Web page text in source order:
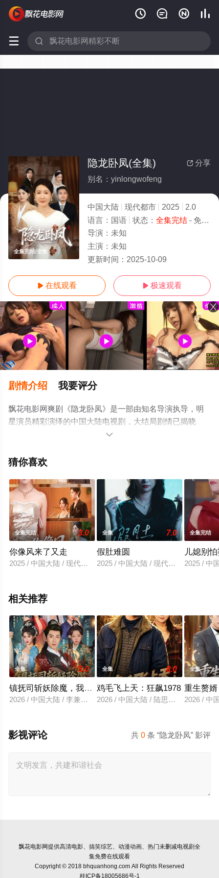
   
 
全集完结/全集
 分享
隐龙卧凤(全集)
别名：yinlongwofeng
中国大陆 现代都市 2025
2.0
语言： 国语 状态： 全集完结- 免费在线观看
导演： 未知
主演： 未知
更新时间： 2025-10-09
 在线观看  极速观看
剧情介绍 我要评分
飘花电影网爽剧《隐龙卧凤》是一部由知名导演执导，明
星演员精彩演绎的中国大陆电视剧，大结局剧情已揭晓
（全集完结），手机免费观看高清无删减完整版电视剧全
视猫或剧情网等平台了解。

猜你喜欢
全集完结 3.0
你像风来了又走
2025 / 中国大陆 / 现代都市
全集 7.0
假肚难圆
2025 / 中国大陆 / 现代都市
全集完结
儿媳别
2025 / 中
相关推荐
全集 5.0
镇抚司斩妖除魔，我的修为无上限
2026 / 中国大陆 / 李兼任＆张婉琳
全集 8.0
鸡毛飞上天：狂飙1978
2026 / 中国大陆 / 陆思羽＆张垫
全集
重生赘
2026 / 中
共0 条 “隐龙卧凤” 影评
影视评论
飘花电影网提供高清电影、搞笑综艺、动漫动画、热门未删减电视剧全
集免费在线观看
Copyright © 2018 bhquanhong.com All Rights Reserved
桂ICP备18005686号-1